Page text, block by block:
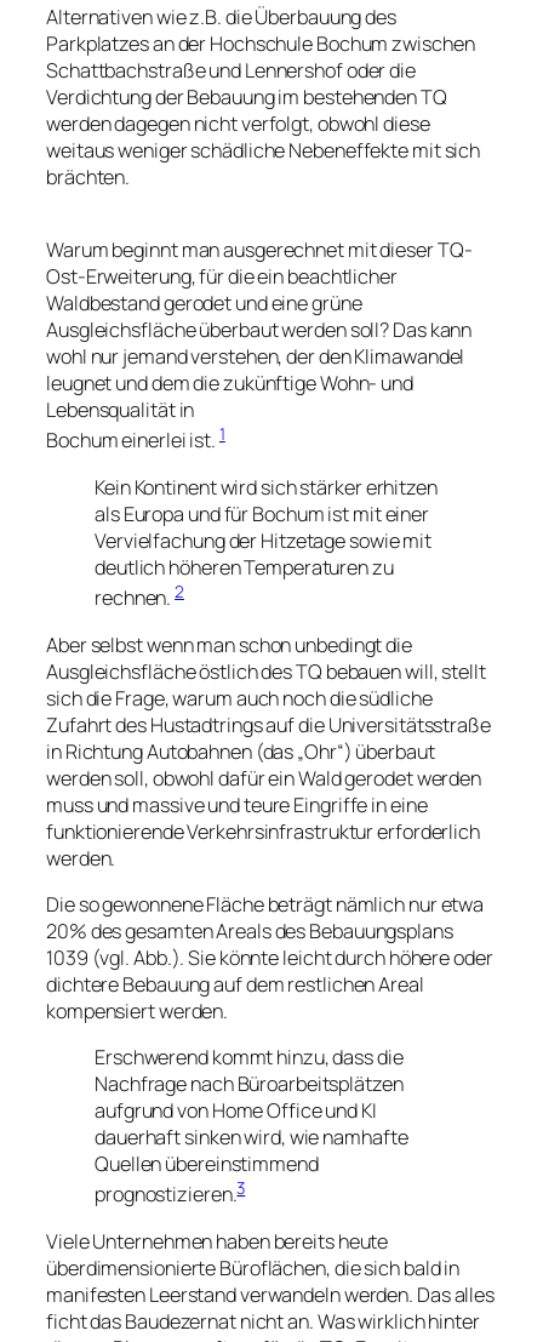
Alternativen wie z.B. die Überbauung des
Parkplatzes an der Hochschule Bochum zwischen
Schattbachstraße und Lennershof oder die
Verdichtung der Bebauung im bestehenden TQ
werden dagegen nicht verfolgt, obwohl diese
weitaus weniger schädliche Nebeneffekte mit sich
brächten.
Warum beginnt man ausgerechnet mit dieser TQ-
Ost-Erweiterung, für die ein beachtlicher
Waldbestand gerodet und eine grüne
Ausgleichsfläche überbaut werden soll? Das kann
wohl nur jemand verstehen, der den Klimawandel
leugnet und dem die zukünftige Wohn- und
Lebensqualität in
Bochum einerlei ist. 1
Kein Kontinent wird sich stärker erhitzen
als Europa und für Bochum ist mit einer
Vervielfachung der Hitzetage sowie mit
deutlich höheren Temperaturen zu
rechnen.2
Aber selbst wenn man schon unbedingt die
Ausgleichsfläche östlich des TQ bebauen will, stellt
sich die Frage, warum auch noch die südliche
Zufahrt des Hustadtrings auf die Universitätsstraße
in Richtung Autobahnen (das „Ohr“) überbaut
werden soll, obwohl dafür ein Wald gerodet werden
muss und massive und teure Eingriffe in eine
funktionierende Verkehrsinfrastruktur erforderlich
werden.
Die so gewonnene Fläche beträgt nämlich nur etwa
20% des gesamten Areals des Bebauungsplans
1039 (vgl. Abb.). Sie könnte leicht durch höhere oder
dichtere Bebauung auf dem restlichen Areal
kompensiert werden.
Erschwerend kommt hinzu, dass die
Nachfrage nach Büroarbeitsplätzen
aufgrund von Home Office und KI
dauerhaft sinken wird, wie namhafte
Quellen übereinstimmend
prognostizieren.3
Viele Unternehmen haben bereits heute
überdimensionierte Büroflächen, die sich bald in
manifesten Leerstand verwandeln werden. Das alles
ficht das Baudezernat nicht an. Was wirklich hinter